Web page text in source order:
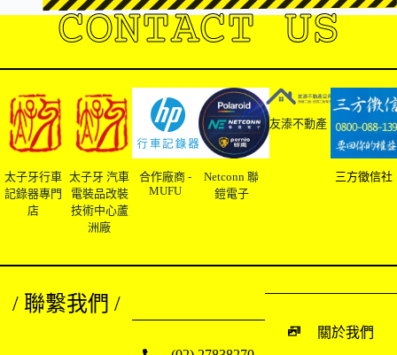
CONTACT US
太子牙行車
記錄器專門
店
太子牙 汽車
電裝品改裝
技術中心蘆
洲廠
合作廠商 -
MUFU
Netconn 聯
鎧電子
友溙不動產
三方徵信社
/ 聯繫我們 /
關於我們